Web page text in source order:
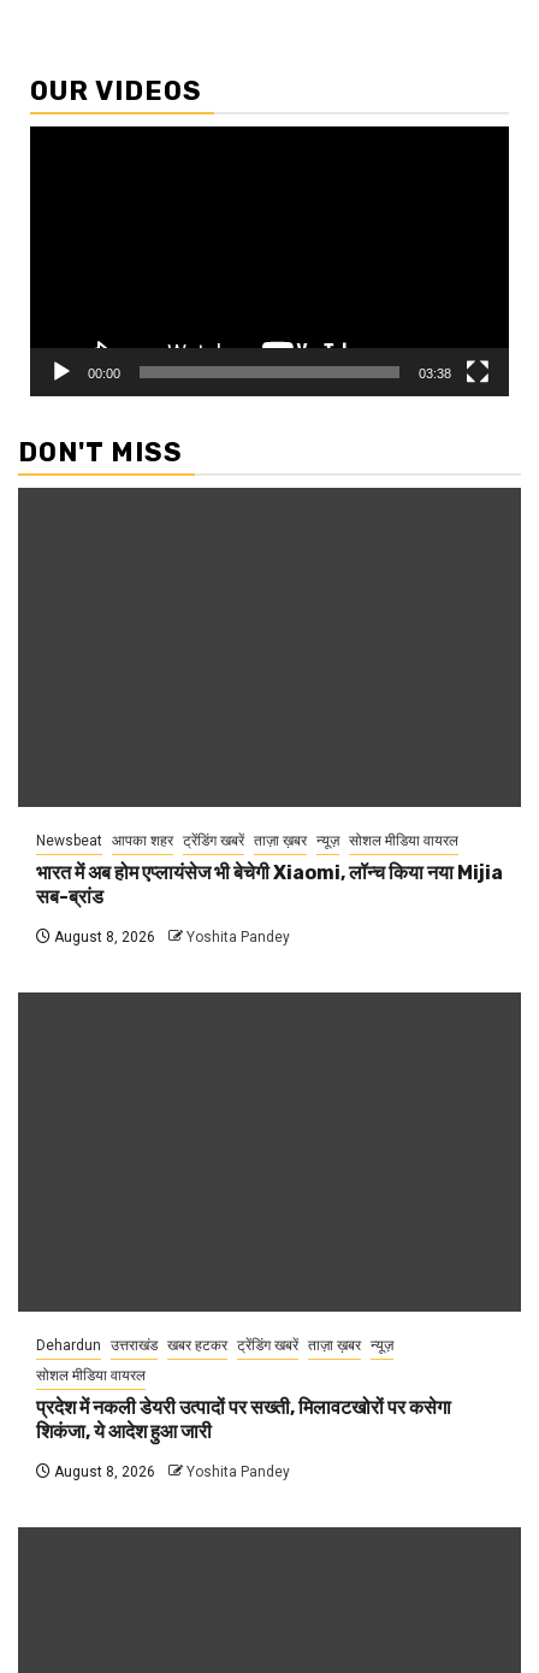
OUR VIDEOS
00:00 03:38
DON'T MISS
Newsbeat आपका शहर ट्रेंडिंग खबरें ताज़ा ख़बर न्यूज़ सोशल मीडिया वायरल
भारत में अब होम एप्लायंसेज भी बेचेगी Xiaomi, लॉन्च किया नया Mijia
सब-ब्रांड
August 8, 2026 Yoshita Pandey
Dehardun उत्तराखंड खबर हटकर ट्रेंडिंग खबरें ताज़ा ख़बर न्यूज़
सोशल मीडिया वायरल
प्रदेश में नकली डेयरी उत्पादों पर सख्ती, मिलावटखोरों पर कसेगा
शिकंजा, ये आदेश हुआ जारी
August 8, 2026 Yoshita Pandey